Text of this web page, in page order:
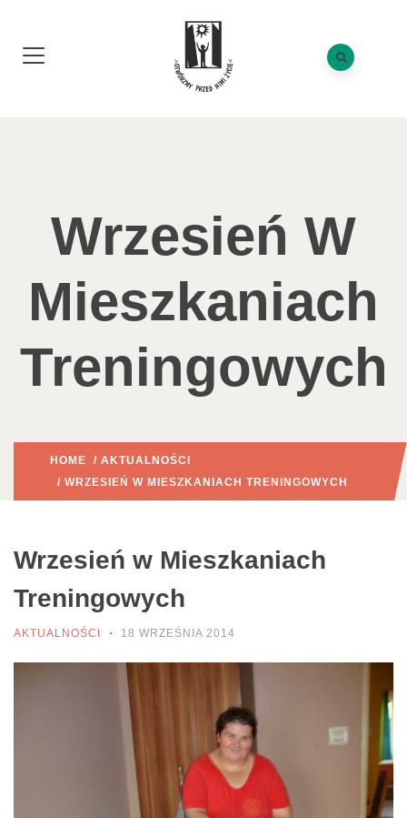
Wrzesień W
Mieszkaniach
Treningowych
HOME / AKTUALNOŚCI
/ WRZESIEŃ W MIESZKANIACH TRENINGOWYCH
Wrzesień w Mieszkaniach
Treningowych
AKTUALNOŚCI 18 WRZEŚNIA 2014